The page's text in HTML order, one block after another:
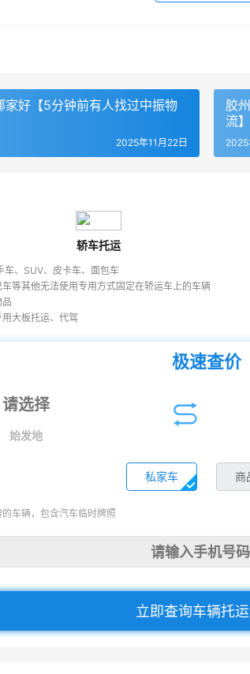
家好【5分钟前有人找过中振物
2025年11月22日
胶
流】
2025
轿车托运
车、SUV、皮卡车、面包车
等其他无法使用专用方式固定在轿运车上的车辆
大板托运、代驾
极速查价
始发地
私家车 商
车辆，包含汽车临时牌照
立即查询车辆托